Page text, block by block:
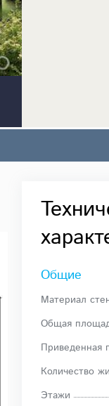
Общие
Материал
Общая
Приведенная
Количество
Этажи